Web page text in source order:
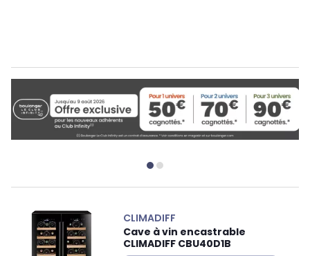
CLIMADIFF
Cave à vin encastrable
CLIMADIFF CBU40D1B